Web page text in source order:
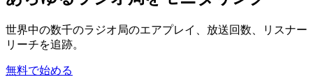
世界中の数千のラジオ局のエアプレイ、放送回数、リスナー
リーチを追跡。
無料で始める